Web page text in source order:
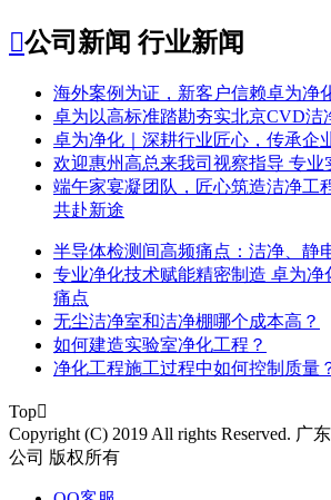
公司新闻 行业新闻
海外案例为证，新客户信赖卓为净
卓为以高标准踏勘夯实北京CVD洁
卓为净化｜深耕行业匠心，传承企
欢迎惠州高总来我司视察指导 专业
端午家宴凝团队，匠心筑造洁净工
共赴新途
半导体检测间高频痛点：洁净、静
专业净化技术赋能精密制造 卓为
痛点
无尘洁净室和洁净棚哪个成本高？
如何建造实验室净化工程？
净化工程施工过程中如何控制质量
Top
Copyright (C) 2019 All rights Reserved. 广
公司 版权所有